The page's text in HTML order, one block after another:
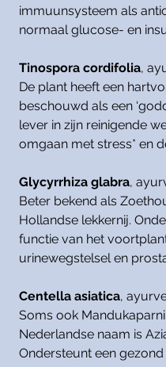
immuunsysteem als
normaal glucose- en
Tinospora cordifolia,
De plant heeft een
beschouwd als een
lever in zijn reinigende
omgaan met stress* en
Glycyrrhiza glabra,
Beter bekend als
Hollandse lekkernij.
functie van het
urinewegstelsel en
Centella asiatica,
Soms ook
Nederlandse naam is
Ondersteunt een